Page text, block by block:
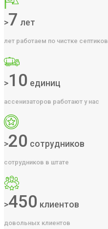
>7 лет
лет работаем по чистке септиков
>10 единиц
ассенизаторов работают у нас
>20 сотрудников
сотрудников в штате
>450 клиентов
довольных клиентов